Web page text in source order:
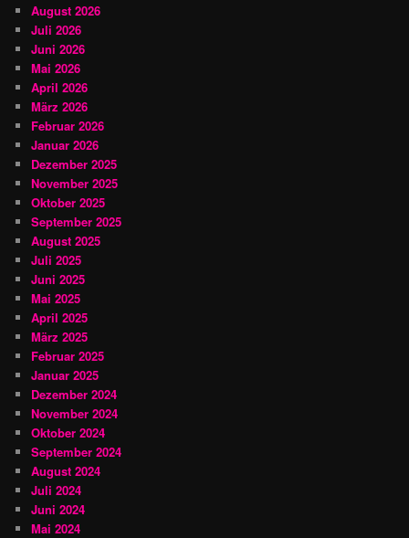
August 2026
Juli 2026
Juni 2026
Mai 2026
April 2026
März 2026
Februar 2026
Januar 2026
Dezember 2025
November 2025
Oktober 2025
September 2025
August 2025
Juli 2025
Juni 2025
Mai 2025
April 2025
März 2025
Februar 2025
Januar 2025
Dezember 2024
November 2024
Oktober 2024
September 2024
August 2024
Juli 2024
Juni 2024
Mai 2024